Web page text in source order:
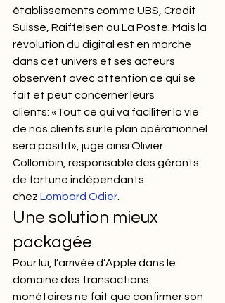
établissements comme UBS, Credit
Suisse, Raiffeisen ou La Poste. Mais la
révolution du digital est en marche
dans cet univers et ses acteurs
observent avec attention ce qui se
fait et peut concerner leurs
clients: «Tout ce qui va faciliter la vie
de nos clients sur le plan opérationnel
sera positif», juge ainsi Olivier
Collombin, responsable des gérants
de fortune indépendants
chez Lombard Odier
Une solution mieux
packagée
Pour lui, l’arrivée d’Apple dans le
domaine des transactions
monétaires ne fait que confirmer son